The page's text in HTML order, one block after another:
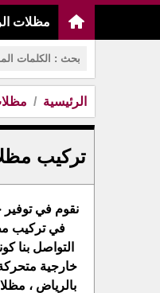
مظلات
الرئيسية
تركيب مظلات خارجية
نقوم في
في تركيب
التواصل
خارجية
بالرياض ،